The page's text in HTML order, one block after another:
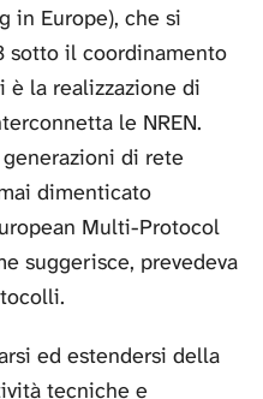
in Europe), che si
sotto il coordinamento
è la realizzazione di
le NREN.
di rete
dimenticato
Multi-Protocol
suggerisce, prevedeva
ed estendersi della
tecniche e